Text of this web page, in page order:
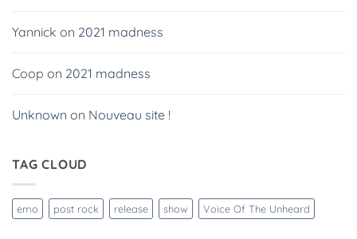
Yannick on 2021 madness
Coop on 2021 madness
Unknown on Nouveau site !
TAG CLOUD
emo post rock release show Voice Of The Unheard